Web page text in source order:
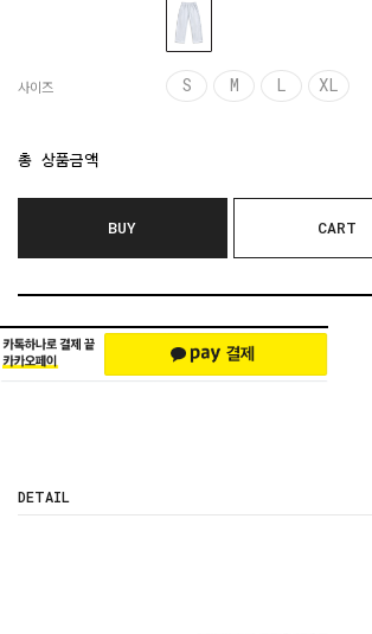
사이즈 S M L XL
총 상품금액
BUY CART
DETAIL